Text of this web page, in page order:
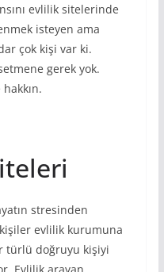
evlilik sitelerinde
isteyen ama
çok kişi var ki.
gerek yok.
stresinden
evlilik kurumuna
türlü doğruyu kişiyi